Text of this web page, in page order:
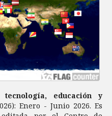
educación y
Enero - Junio 2026. Es